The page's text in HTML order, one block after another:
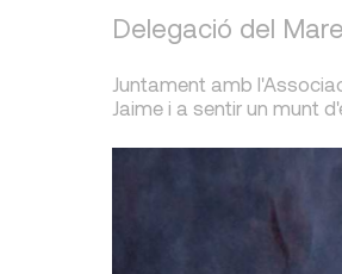
Delegació del
Juntament amb
Jaime i a sentir un munt